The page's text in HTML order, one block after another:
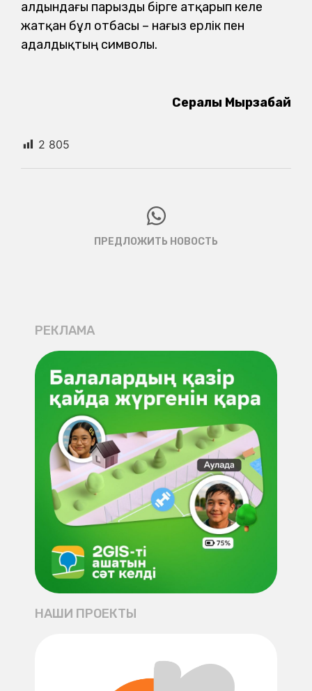
алдындағы парызды бірге атқарып келе
жатқан бұл отбасы – нағыз ерлік пен
адалдықтың символы.
Сералы Мырзабай
2 805
ПРЕДЛОЖИТЬ НОВОСТЬ
РЕКЛАМА
НАШИ ПРОЕКТЫ